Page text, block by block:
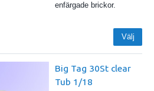
enfärgade brickor.
Välj
Big Tag 30St clear
Tub 1/18